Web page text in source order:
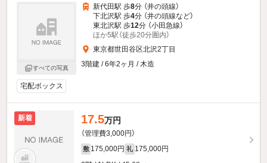
すべての写真
新代田駅 歩8分 （井の頭線）
下北沢駅 歩4分 （井の頭線など）
東北沢駅 歩12分 （小田急線）
ほか5駅（徒歩20分圏内）
東京都世田谷区北沢2丁目
3階建 / 6年2ヶ月 / 木造
宅配ボックス
新着 17.5万円
（管理費3,000円）
敷 175,000円 礼 175,000円